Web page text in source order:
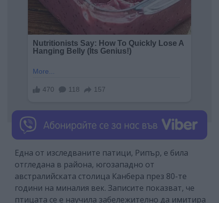
Една от изследваните патици, Рипър, е била
отгледана в района, югозападно от
австралийската столица Канбера през 80-те
години на миналия век. Записите показват, че
птицата се е научила забележително да имитира